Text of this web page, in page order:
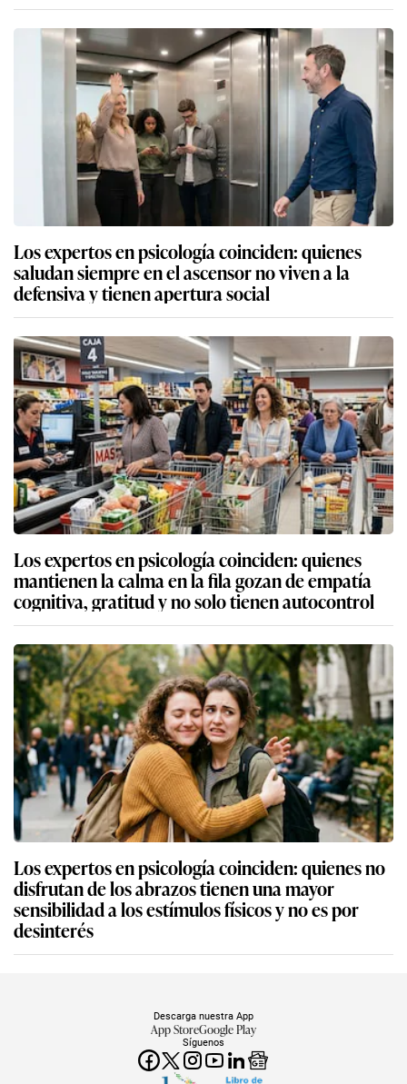
Los expertos en psicología coinciden: quienes
saludan siempre en el ascensor no viven a la
defensiva y tienen apertura social
Los expertos en psicología coinciden: quienes
mantienen la calma en la fila gozan de empatía
cognitiva, gratitud y no solo tienen autocontrol
Los expertos en psicología coinciden: quienes no
disfrutan de los abrazos tienen una mayor
sensibilidad a los estímulos físicos y no es por
desinterés
Síguenos
Descarga nuestra App
App StoreGoogle Play